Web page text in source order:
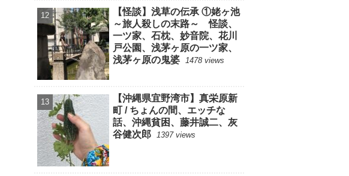
【怪談】浅草の伝承 ①姥ヶ池
～旅人殺しの末路～ 怪談、
一ツ家、石枕、妙音院、花川
戸公園、浅茅ヶ原の一ツ家、
浅茅ヶ原の鬼婆 1478 views
【沖縄県宜野湾市】真栄原新
町 / ちょんの間、エッチな
話、沖縄貧困、藤井誠二、灰
谷健次郎 1397 views